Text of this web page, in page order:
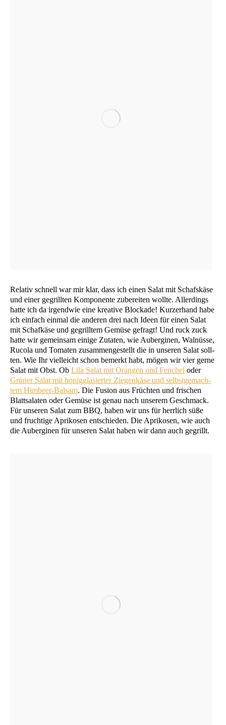
Rela­tiv schnell war mir klar, dass ich einen Salat mit Schafs­kä­se
und einer gegrill­ten Kom­po­nen­te zube­rei­ten woll­te. Aller­dings
hat­te ich da irgend­wie eine krea­ti­ve Blo­cka­de! Kur­zer­hand habe
ich ein­fach ein­mal die ande­ren drei nach Ideen für einen Salat
mit Schaf­kä­se und gegrill­tem Gemü­se gefragt! Und ruck zuck
hat­te wir gemein­sam eini­ge Zuta­ten, wie Auber­gi­nen, Wal­nüs­se,
Ruco­la und Toma­ten zusam­men­ge­stellt die in unse­ren Salat soll­
ten. Wie Ihr viel­leicht schon bemerkt habt, mögen wir vier ger­ne
Salat mit Obst. Ob Lila Salat mit Oran­gen und Fen­chel oder
Grü­ner Salat mit honig­gla­sier­ter Zie­gen­kä­se und selbst­ge­mach­
tem Him­beer-Bal­sam. Die Fusi­on aus Früch­ten und fri­schen
Blatt­sa­la­ten oder Gemü­se ist genau nach unse­rem Geschmack.
Für unse­ren Salat zum BBQ, haben wir uns für herr­lich süße
und fruch­ti­ge Apri­ko­sen ent­schie­den. Die Apri­ko­sen, wie auch
die Auber­gi­nen für unse­ren Salat haben wir dann auch gegrillt.